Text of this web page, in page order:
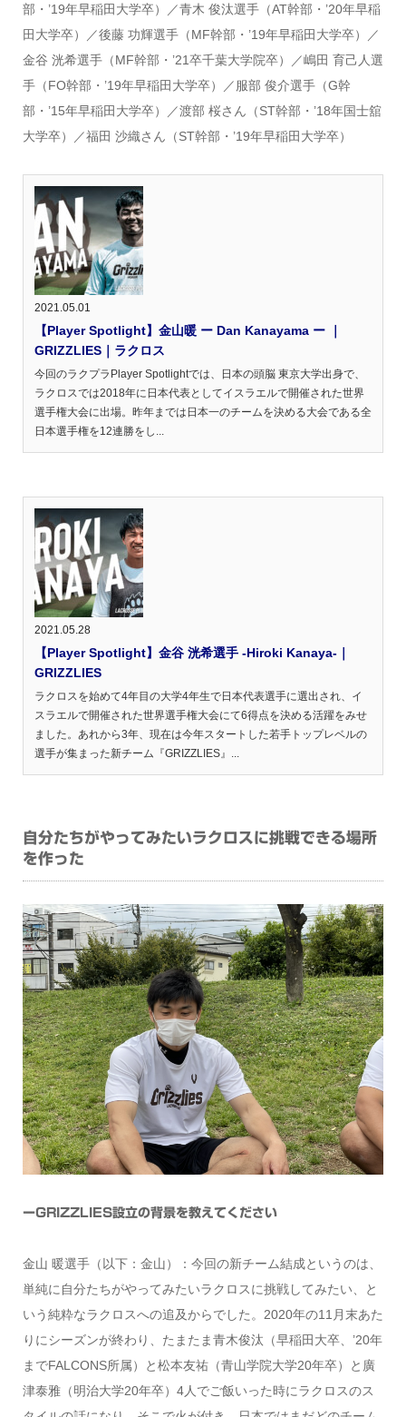
部・’19年早稲田大学卒）／青木 俊汰選手（AT幹部・’20年早稲
田大学卒）／後藤 功輝選手（MF幹部・’19年早稲田大学卒）／
金谷 洸希選手（MF幹部・’21卒千葉大学院卒）／嶋田 育己人選
手（FO幹部・’19年早稲田大学卒）／服部 俊介選手（G幹
部・’15年早稲田大学卒）／渡部 桜さん（ST幹部・’18年国士舘
大学卒）／福田 沙織さん（ST幹部・’19年早稲田大学卒）
2021.05.01
【Player Spotlight】金山暖 ー Dan Kanayama ー ｜
GRIZZLIES｜ラクロス
今回のラクプラPlayer Spotlightでは、日本の頭脳 東京大学出身で、
ラクロスでは2018年に日本代表としてイスラエルで開催された世界
選手権大会に出場。昨年までは日本一のチームを決める大会である全
日本選手権を12連勝をし...
2021.05.28
【Player Spotlight】金谷 洸希選手 -Hiroki Kanaya-｜
GRIZZLIES
ラクロスを始めて4年目の大学4年生で日本代表選手に選出され、イ
スラエルで開催された世界選手権大会にて6得点を決める活躍をみせ
ました。あれから3年、現在は今年スタートした若手トップレベルの
選手が集まった新チーム『GRIZZLIES』...
自分たちがやってみたいラクロスに挑戦できる場所
を作った
ーGRIZZLIES設立の背景を教えてください
金山 暖選手（以下：金山）：今回の新チーム結成というのは、
単純に自分たちがやってみたいラクロスに挑戦してみたい、と
いう純粋なラクロスへの追及からでした。2020年の11月末あた
りにシーズンが終わり、たまたま青木俊汰（早稲田大卒、’20年
までFALCONS所属）と松本友祐（青山学院大学20年卒）と廣
津泰雅（明治大学20年卒）4人でご飯いった時にラクロスのス